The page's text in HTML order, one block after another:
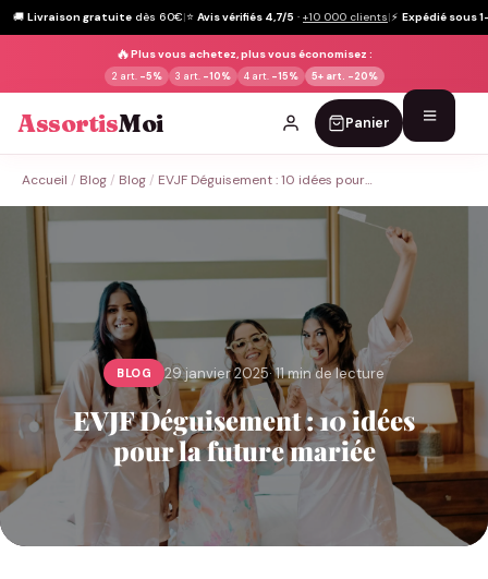
🚚 Livraison gratuite dès 60€|⭐ Avis vérifiés 4,7/5 · +10 000 clients|⚡ Expédié sous
🔥Plus vous achetez, plus vous économisez :
2 art. -5% 3 art. -10% 4 art. -15% 5+ art. -20%
AssortisMoi Panier
contenu
Accueil / Blog / Blog / EVJF Déguisement : 10 idées pour…
BLOG 29 janvier 2025· 11 min de lecture
EVJF Déguisement : 10 idées
pour la future mariée